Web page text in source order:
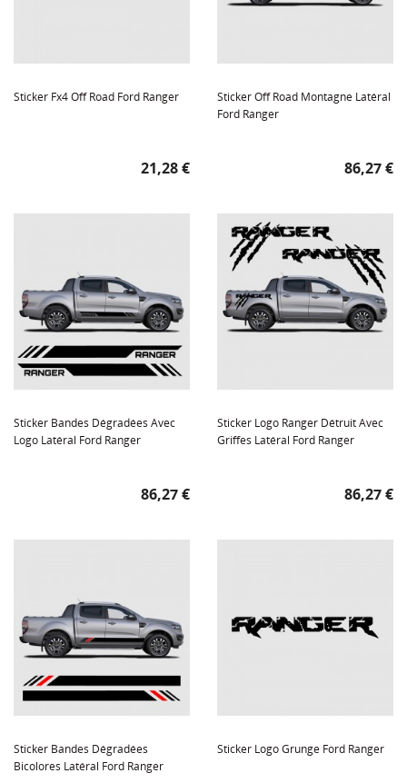
Sticker Fx4 Off Road Ford Ranger
Prix
21,28 €
Sticker Off Road Montagne Latéral
Ford Ranger
Prix
86,27 €
Sticker Bandes Dégradées Avec
Logo Latéral Ford Ranger
Prix
86,27 €
Sticker Logo Ranger Détruit Avec
Griffes Latéral Ford Ranger
Prix
86,27 €
Sticker Bandes Dégradées
Bicolores Latéral Ford Ranger
Sticker Logo Grunge Ford Ranger